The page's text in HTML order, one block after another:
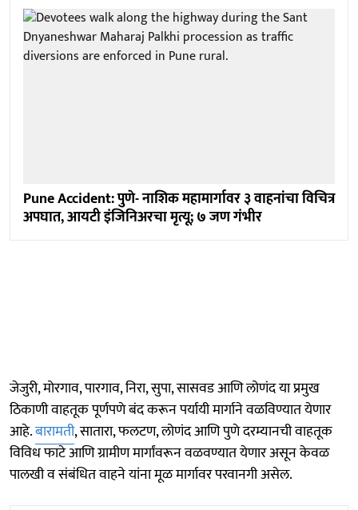
Pune Accident: पुणे- नाशिक महामार्गावर ३ वाहनांचा विचित्र
अपघात, आयटी इंजिनिअरचा मृत्यू; ७ जण गंभीर
जेजुरी, मोरगाव, पारगाव, निरा, सुपा, सासवड आणि लोणंद या प्रमुख
ठिकाणी वाहतूक पूर्णपणे बंद करून पर्यायी मार्गाने वळविण्यात येणार
आहे.बारामती, सातारा, फलटण, लोणंद आणि पुणे दरम्यानची वाहतूक
विविध फाटे आणि ग्रामीण मार्गांवरून वळवण्यात येणार असून केवळ
पालखी व संबंधित वाहने यांना मूळ मार्गावर परवानगी असेल.